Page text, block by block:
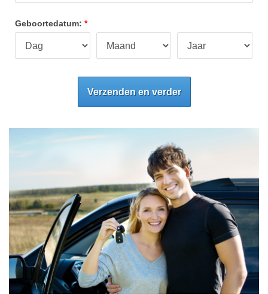
Geboortedatum:
Verzenden en verder